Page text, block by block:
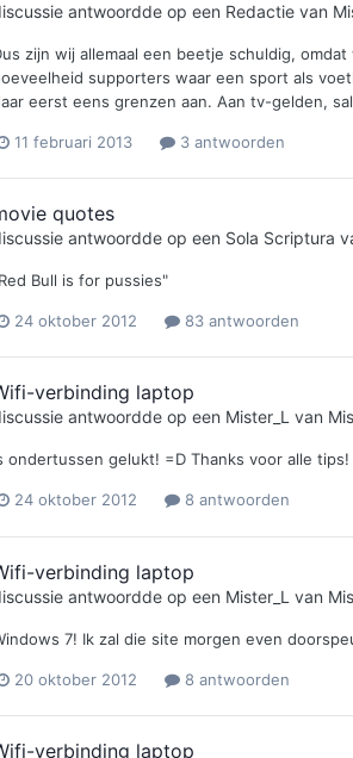
antwoordde op een Redactie van
zijn wij allemaal een beetje schuldig,
supporters waar een sport als
eerst eens grenzen aan. Aan tv-gelden,
11 februari 2013 3 antwoorden
quotes
antwoordde op een Sola Scriptura
Bull is for pussies"
24 oktober 2012 83 antwoorden
verbinding laptop
antwoordde op een Mister_L van
ondertussen gelukt! =D Thanks voor alle tips!
24 oktober 2012 8 antwoorden
verbinding laptop
antwoordde op een Mister_L van
7! Ik zal die site morgen even
20 oktober 2012 8 antwoorden
verbinding laptop